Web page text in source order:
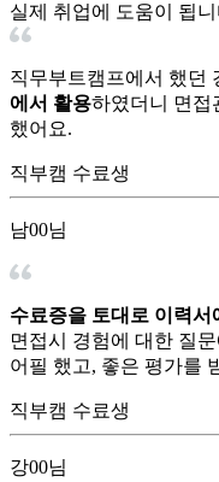
실제 취업에 도움이 됩니
직무부트캠프에서 했던
에서 활용하였더니 면접
했어요.
직부캠 수료생
남00님
수료증을 토대로 이력
면접시 경험에 대한 질
어필 했고, 좋은 평가를
직부캠 수료생
강00님